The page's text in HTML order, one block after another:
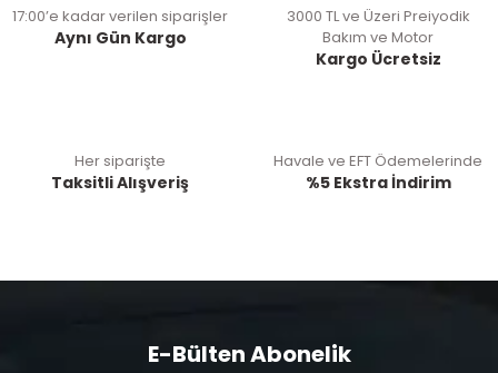
17:00’e kadar verilen siparişler
Aynı Gün Kargo
3000 TL ve Üzeri Preiyodik
Bakım ve Motor
Kargo Ücretsiz
Her siparişte
Taksitli Alışveriş
Havale ve EFT Ödemelerinde
%5 Ekstra İndirim
E-Bülten Abonelik